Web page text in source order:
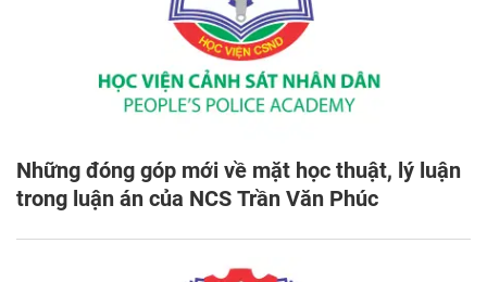
Những đóng góp mới về mặt học thuật, lý luận
trong luận án của NCS Trần Văn Phúc